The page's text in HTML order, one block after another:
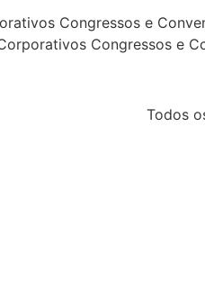
Congressos e
Congressos e
Todos